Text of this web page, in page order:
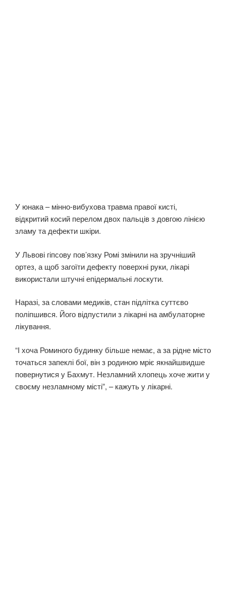
У юнака – мінно-вибухова травма правої кисті,
відкритий косий перелом двох пальців з довгою лінією
зламу та дефекти шкіри.
У Львові гіпсову пов’язку Ромі змінили на зручніший
ортез, а щоб загоїти дефекту поверхні руки, лікарі
використали штучні епідермальні лоскути.
Наразі, за словами медиків, стан підлітка суттєво
поліпшився. Його відпустили з лікарні на амбулаторне
лікування.
“І хоча Роминого будинку більше немає, а за рідне місто
точаться запеклі бої, він з родиною мріє якнайшвидше
повернутися у Бахмут. Незламний хлопець хоче жити у
своєму незламному місті”, – кажуть у лікарні.